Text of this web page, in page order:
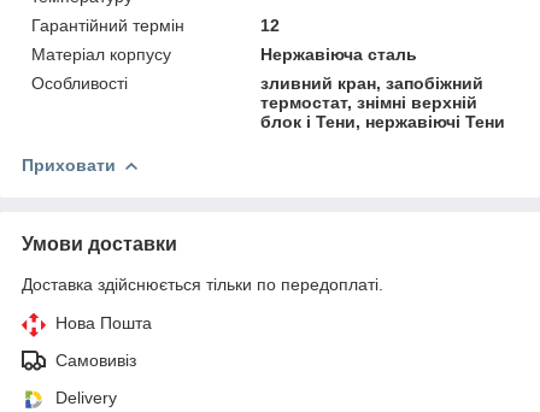
Гарантійний термін
12
Матеріал корпусу
Нержавіюча сталь
Особливості
зливний кран, запобіжний
термостат, знімні верхній
блок і Тени, нержавіючі Тени
Приховати
Умови доставки
Доставка здійснюється тільки по передоплаті.
Нова Пошта
Самовивіз
Delivery